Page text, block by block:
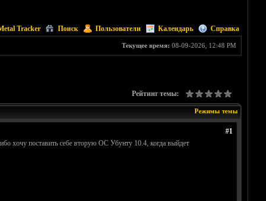
Tracker Поиск Пользователи Календарь Справка
Текущее время: 08-09-2026, 12:48 PM
Рейтинг темы:
Режимы темы
#1
хочу поставить себе вторую ОС Убунту 10.4, когда выйдет